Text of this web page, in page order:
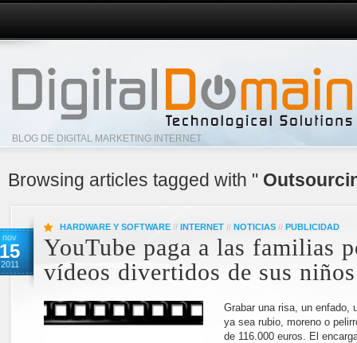
BLOG DE DIGITAL MARKETING INTERNET
Browsing articles tagged with "
nov
15
2011
HARDWARE Y SOFTWARE // INTERNET // NOTICIAS // PUBLICIDAD
YouTube paga a las familias
vídeos divertidos de sus niños
Grabar una risa, un enfado,
ya sea rubio, moreno o
de 116.000 euros. El